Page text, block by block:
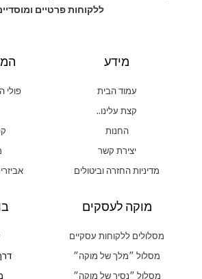
ללקוחות פרטיים
מידע
עמוד הבית
קצת עלינו..
החנות
יצירת קשר
מדיניות החזרה וביטולים
פולי
מוקה לעסקים
מסלולים ללקוחות עסקיים
מסלול ״מלך של מוקה״
מסלול ״נסיך של מוקה״